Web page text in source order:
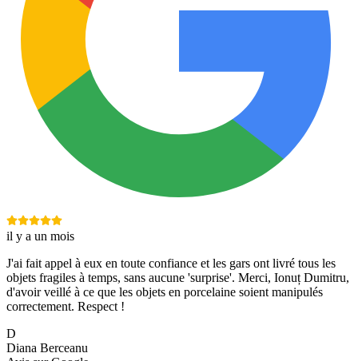
il y a un mois
J'ai fait appel à eux en toute confiance et les gars ont livré tous les
objets fragiles à temps, sans aucune 'surprise'. Merci, Ionuț Dumitru,
d'avoir veillé à ce que les objets en porcelaine soient manipulés
correctement. Respect !
D
Diana Berceanu